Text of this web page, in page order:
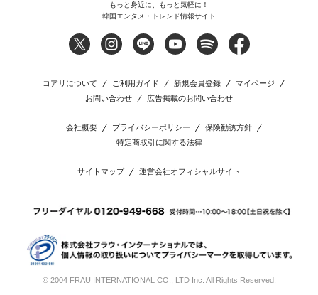
もっと身近に、もっと気軽に！
韓国エンタメ・トレンド情報サイト
コアリについて ご利用ガイド 新規会員登録
マイページ
お問い合わせ
広告掲載のお問い合わせ
会社概要 プライバシーポリシー
保険勧誘方針
特定商取引に関する法律
サイトマップ 運営会社オフィシャルサイト
© 2004 FRAU INTERNATIONAL CO., LTD Inc. All Rights Reserved.